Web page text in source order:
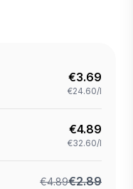
€3.69
€24.60/l
€4.89
€32.60/l
€4.89€2.89